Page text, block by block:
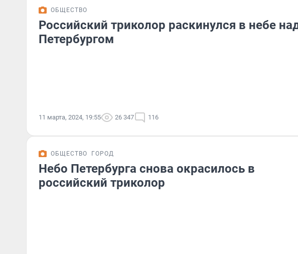
ОБЩЕСТВО
Российский триколор раскинулся в небе
Петербургом
11 марта, 2024, 19:55 26 347 116
ОБЩЕСТВО ГОРОД
Небо Петербурга снова окрасилось в
российский триколор